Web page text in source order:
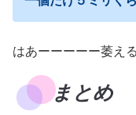
はあーーーーー萎える
まとめ